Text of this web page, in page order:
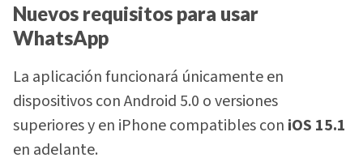
Nuevos requisitos para usar
WhatsApp
La aplicación funcionará únicamente en
dispositivos con Android 5.0 o versiones
superiores y en iPhone compatibles con iOS 15.1
en adelante.